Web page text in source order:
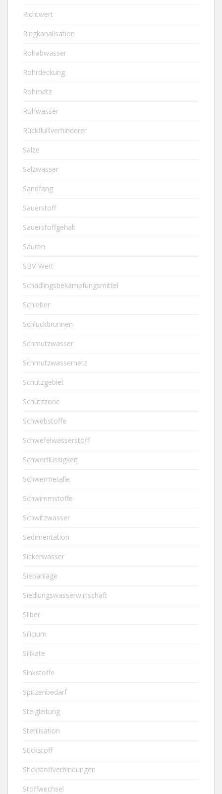
Richtwert
Ringkanalisation
Rohabwasser
Rohrdeckung
Rohrnetz
Rohwasser
Rückflußverhinderer
Salze
Salzwasser
Sandfang
Sauerstoff
Sauerstoffgehalt
Säuren
SBV-Wert
Schädlingsbekämpfungsmittel
Schieber
Schluckbrunnen
Schmutzwasser
Schmutzwassernetz
Schutzgebiet
Schutzzone
Schwebstoffe
Schwefelwasserstoff
Schwerflüssigkeit
Schwermetalle
Schwimmstoffe
Schwitzwasser
Sedimentation
Sickerwasser
Siebanlage
Siedlungswasserwirtschaft
Silber
Silicium
Silikate
Sinkstoffe
Spitzenbedarf
Steigleitung
Sterilisation
Stickstoff
Stickstoffverbindungen
Stoffwechsel